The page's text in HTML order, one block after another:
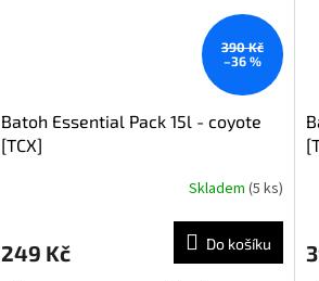
390 Kč
–36 %
Batoh Essential Pack 15l - coyote
[TCX]
Skladem (5 ks)
249 Kč Do košíku